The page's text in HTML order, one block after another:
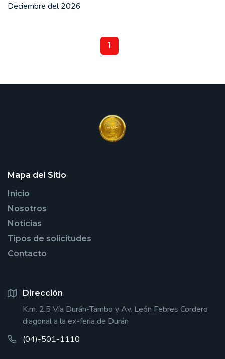
Deciembre del 2026
1
Mapa del Sitio
Inicio
Nosotros
Noticias
Tipos de solicitudes
Contacto
Dirección
K.m. 2.5 Vía Durán-Tambo y Av. León Febres Cordero
diagonal a la ex-feria de Durán
(04)-501-1110